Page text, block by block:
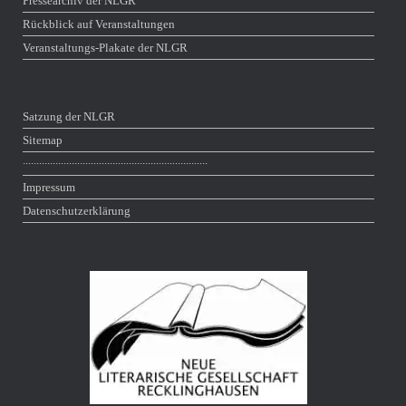
Rückblick auf Veranstaltungen
Veranstaltungs-Plakate der NLGR
Satzung der NLGR
Sitemap
∙∙∙∙∙∙∙∙∙∙∙∙∙∙∙∙∙∙∙∙∙∙∙∙∙∙∙∙∙∙∙∙∙∙∙∙∙∙∙∙∙∙∙∙∙∙∙∙∙∙∙∙∙∙∙∙∙∙∙∙∙∙∙∙∙∙∙∙
Impressum
Datenschutzerklärung